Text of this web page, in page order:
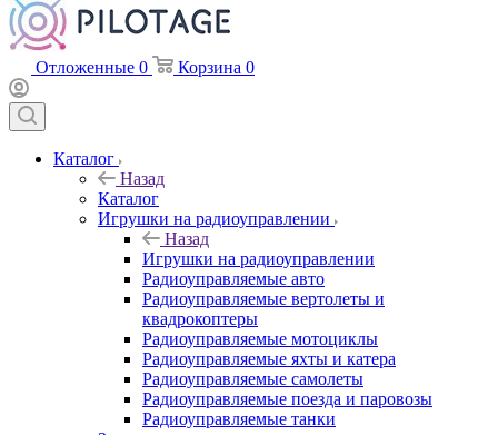
Отложенные 0 Корзина 0
Каталог
Назад
Каталог
Игрушки на радиоуправлении
Назад
Игрушки на радиоуправлении
Радиоуправляемые авто
Радиоуправляемые вертолеты и
квадрокоптеры
Радиоуправляемые мотоциклы
Радиоуправляемые яхты и катера
Радиоуправляемые самолеты
Радиоуправляемые поезда и паровозы
Радиоуправляемые танки